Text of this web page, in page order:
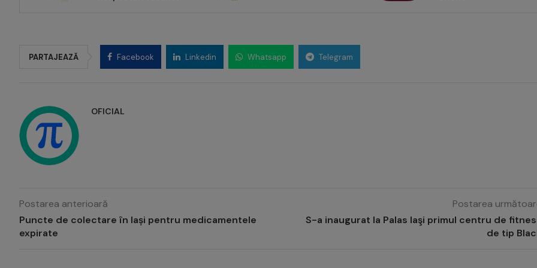
PARTAJEAZĂ Facebook Linkedin Whatsapp Telegram
OFICIAL
Postarea anterioară
Puncte de colectare în Iași pentru medicamentele
expirate
Postarea
S-a inaugurat la Palas Iaşi primul centru de
de tip